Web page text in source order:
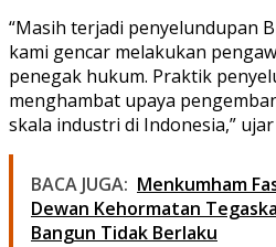
“Masih terjadi penyelundupan
kami gencar melakukan
penegak hukum. Praktik
menghambat upaya
skala industri di Indonesia,”
BACA JUGA: Menkumham
Dewan Kehormatan
Bangun Tidak Berlaku